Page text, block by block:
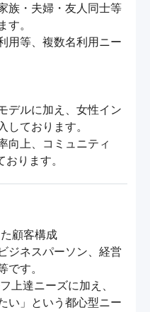
族・夫婦・友人同士等
す。
用等、複数名利用ニー
デルに加え、女性イン
しております。
向上、コミュニティ
ります。
顧客構成
ジネスパーソン、経営
です。
上達ニーズに加え、
い」という都心型ニー